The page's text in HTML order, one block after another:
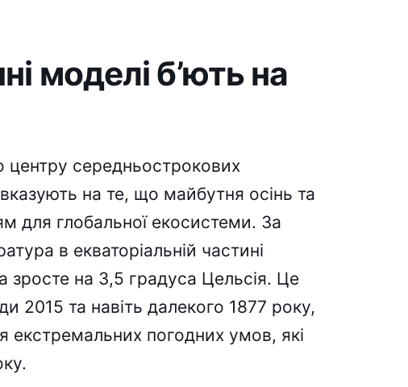
моделі б’ють на
центру середньострокових
на те, що майбутня осінь та
для глобальної екосистеми. За
в екваторіальній частині
зросте на 3,5 градуса Цельсія. Це
2015 та навіть далекого 1877 року,
погодних умов, які